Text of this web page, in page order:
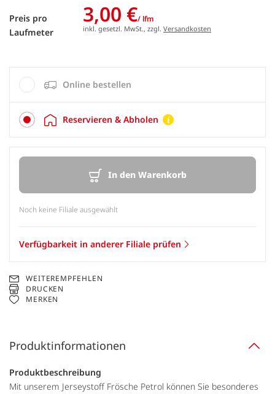
Preis pro
Laufmeter
3,00 €/ lfm
inkl. gesetzl. MwSt., zzgl. Versandkosten
Online bestellen
Reservieren & Abholen
In den Warenkorb
Noch keine Filiale ausgewählt
Verfügbarkeit in anderer Filiale prüfen
WEITEREMPFEHLEN
DRUCKEN
MERKEN
Produktinformationen
Produktbeschreibung
Mit unserem Jerseystoff Frösche Petrol können Sie besonderes